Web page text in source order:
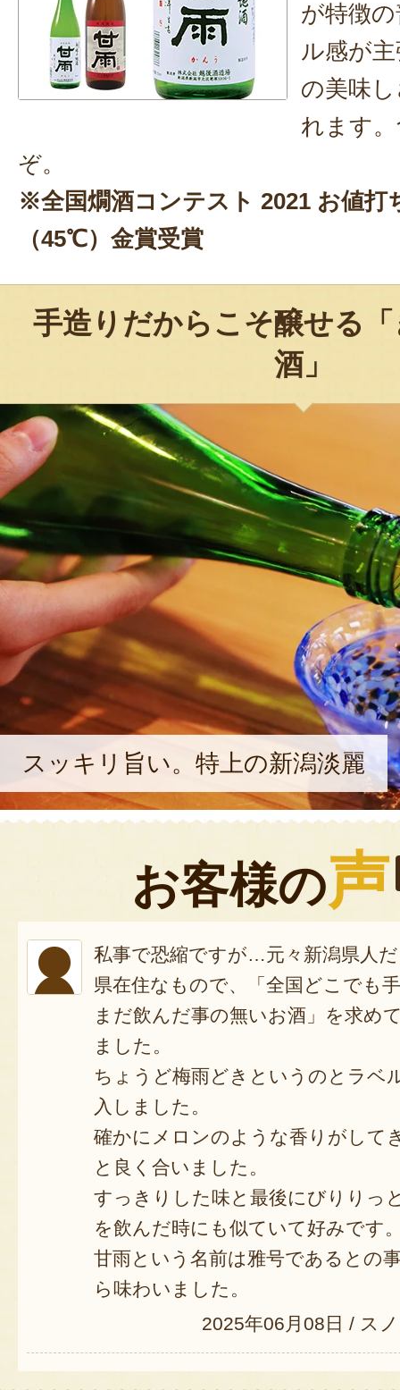
が特徴
ル感が
の美味
れます
ぞ。
※全国燗酒コンテスト 2021 お値打
（45℃）金賞受賞
手造りだからこそ醸せる
酒」
スッキリ旨い。特上の新潟淡麗
お客様の声
私事で恐縮ですが…元々新潟県人
県在住なもので、「全国どこでも
まだ飲んだ事の無いお酒」を求め
ました。
ちょうど梅雨どきというのとラベ
入しました。
確かにメロンのような香りがして
と良く合いました。
すっきりした味と最後にびりりっ
を飲んだ時にも似ていて好みです
甘雨という名前は雅号であるとの
ら味わいました。
2025年06月08日 / ス